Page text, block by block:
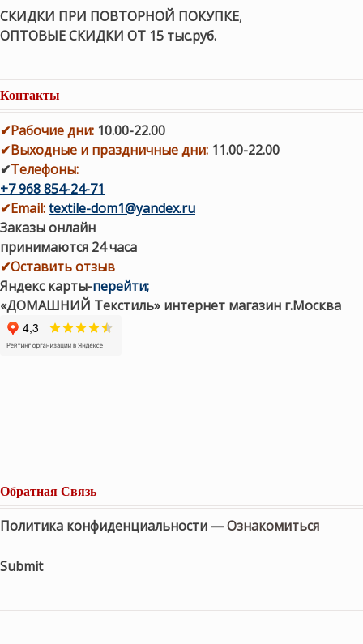
СКИДКИ ПРИ ПОВТОРНОЙ ПОКУПКЕ,
ОПТОВЫЕ СКИДКИ ОТ 15 тыс.руб.
Контакты
✔Рабочие дни: 10.00-22.00
✔Выходные и праздничные дни: 11.00-22.00
✔Телефоны:
+7 968 854-24-71
✔Email:textile-dom1@yandex.ru
Заказы онлайн
принимаются 24 часа
✔Оставить отзыв
Яндекс карты-перейти;
«ДОМАШНИЙ Текстиль» интернет магазин г.Москва
Обратная Связь
Политика конфиденциальности —Ознакомиться
Submit